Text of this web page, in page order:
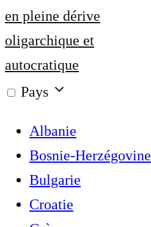
en pleine dérive
oligarchique et
autocratique
Pays
Albanie
Bosnie-Herzégovine
Bulgarie
Croatie